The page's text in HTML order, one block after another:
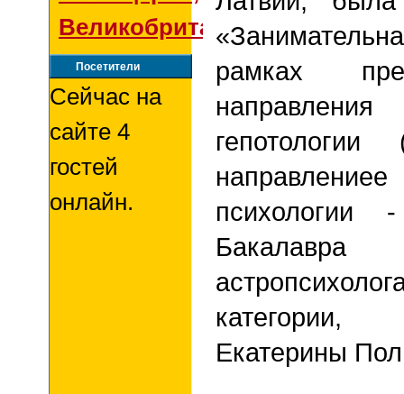
Великобритания
Посетители
Сейчас на
сайте 4
гостей
онлайн.
рамках
гепотологии
психологии
категории,
Екатерины